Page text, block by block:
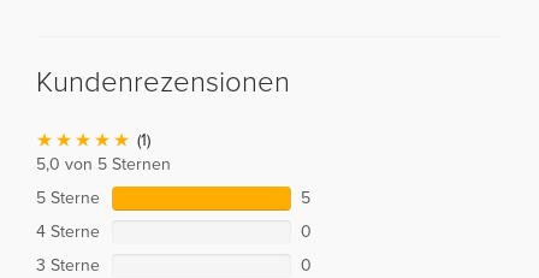
Kundenrezensionen
(1)
5,0 von 5 Sternen
5 Sterne
5
4 Sterne
0
3 Sterne
0